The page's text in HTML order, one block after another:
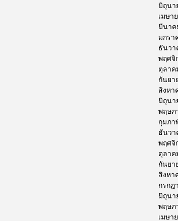
มิถุนา
เมษา
มีนาค
มกรา
ธันวา
พฤศจิ
ตุลาค
กันยา
สิงหา
มิถุนา
พฤษภ
กุมภา
ธันวา
พฤศจิ
ตุลาค
กันยา
สิงหา
กรกฎ
มิถุนา
พฤษภ
เมษา